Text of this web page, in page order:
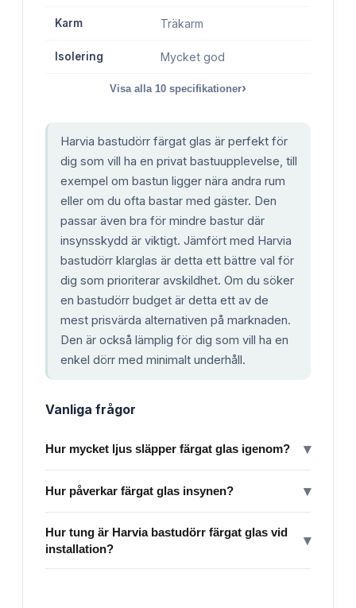
Karm Träkarm
Isolering Mycket god
Visa alla 10 specifikationer›
Harvia bastudörr färgat glas är perfekt för
dig som vill ha en privat bastuupplevelse, till
exempel om bastun ligger nära andra rum
eller om du ofta bastar med gäster. Den
passar även bra för mindre bastur där
insynsskydd är viktigt. Jämfört med Harvia
bastudörr klarglas är detta ett bättre val för
dig som prioriterar avskildhet. Om du söker
en bastudörr budget är detta ett av de
mest prisvärda alternativen på marknaden.
Den är också lämplig för dig som vill ha en
enkel dörr med minimalt underhåll.
Vanliga frågor
Hur mycket ljus släpper färgat glas igenom? ▾
Hur påverkar färgat glas insynen? ▾
Hur tung är Harvia bastudörr färgat glas vid
installation?
▾